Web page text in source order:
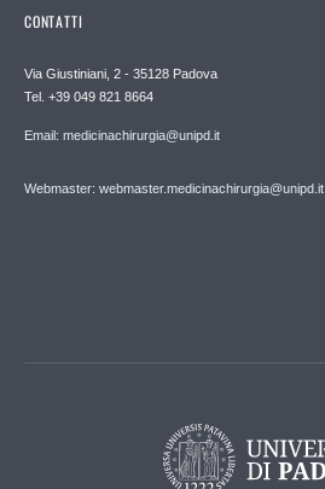
CONTATTI
Via Giustiniani, 2 - 35128 Padova
Tel. +39 049 821 8664
Email: medicinachirurgia@unipd.it
Webmaster: webmaster.medicinachirurgia@unipd.it